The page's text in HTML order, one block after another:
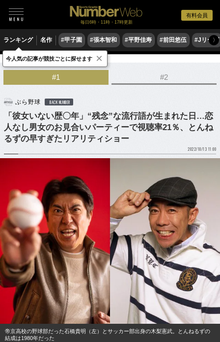
有料会員
毎日6時・11時・17時更新
ランキング 名作 #甲子園 #張本智和 #平野佳寿 #前田悠伍 #Jリーグ
〉
野球 プロ野球
#1 #2
ぶら野球 BACK NUMBER
「彼女いない歴〇年」“残念”な流行語が生まれた日…恋
人なし男女のお見合いパーティーで視聴率21％、とんね
るずの早すぎたリアリティショー
2022/10/13 11:00
帝京高校の野球部だった石橋貴明（左）とサッカー部出身の木梨憲武。とんねるずの
結成は1980年だった
今人気の記事が競技ごとに探せます ×